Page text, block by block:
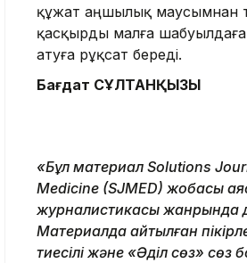
құжат аңшылық маусымнан
қасқырды малға
атуға рұқсат береді.
Бағдат СҰЛТАНҚЫЗЫ
«Бұл материал Solutions
Medicine (SJMED) жобасы
журналистикасы жанрында
Материалда айтылған
тиесілі және «Әділ сөз» сөз